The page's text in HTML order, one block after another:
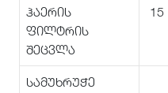
ჰაერის
ფილტრის
შეცვლა
15
სამუხრუჭე